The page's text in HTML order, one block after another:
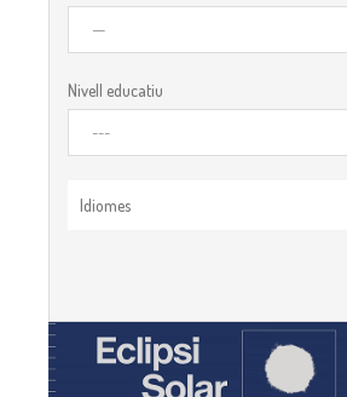
Nivell educatiu
Idiomes